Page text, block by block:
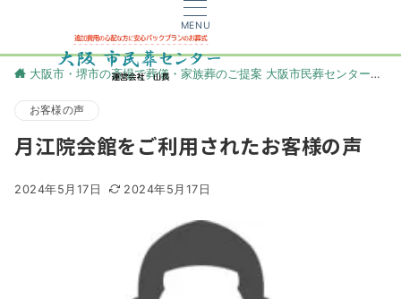
MENU
大阪市・堺市の斎場で葬儀・家族葬のご提案 大阪市民葬センター
お客様の声
月江院会館をご利用されたお客様の声
2024年5月17日 2024年5月17日